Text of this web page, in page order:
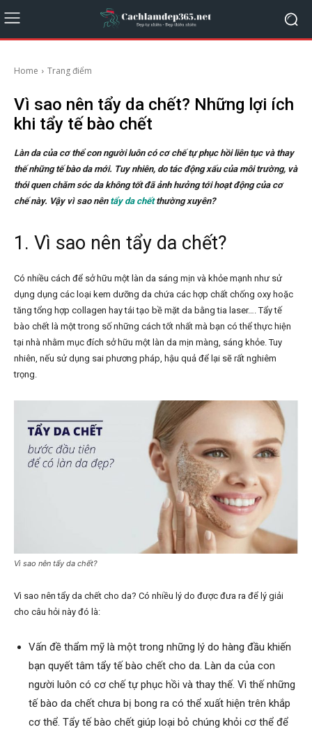
Home Trang điểm
Vì sao nên tẩy da chết? Những lợi ích
khi tẩy tế bào chết
Làn da của cơ thể con người luôn có cơ chế tự phục hồi liên tục và thay
thế những tế bào da mới. Tuy nhiên, do tác động xấu của môi trường, và
thói quen chăm sóc da không tốt đã ảnh hưởng tới hoạt động của cơ
chế này. Vậy vì sao nên tẩy da chếtthường xuyên?
1. Vì sao nên tẩy da chết?
Có nhiều cách để sở hữu một làn da sáng mịn và khỏe mạnh như sử
dụng dụng các loại kem dưỡng da chứa các hợp chất chống oxy hoặc
tăng tổng hợp collagen hay tái tạo bề mặt da bằng tia laser…. Tẩy tế
bào chết là một trong số những cách tốt nhất mà bạn có thể thực hiện
tại nhà nhằm mục đích sở hữu một làn da mịn màng, sáng khỏe. Tuy
nhiên, nếu sử dụng sai phương pháp, hậu quả để lại sẽ rất nghiêm
trọng.
Vì sao nên tẩy da chết?
Vì sao nên tẩy da chết cho da? Có nhiều lý do được đưa ra để lý giải
cho câu hỏi này đó là:
Vấn đề thẩm mỹ là một trong những lý do hàng đầu khiến
bạn quyết tâm tẩy tế bào chết cho da. Làn da của con
người luôn có cơ chế tự phục hồi và thay thế. Vì thế những
tế bào da chết chưa bị bong ra có thể xuất hiện trên khắp
cơ thể. Tẩy tế bào chết giúp loại bỏ chúng khỏi cơ thể để